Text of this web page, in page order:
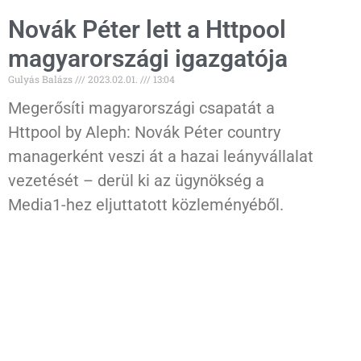
Novák Péter lett a Httpool
magyarországi igazgatója
Gulyás Balázs 2023.02.01. 13:04
Megerősíti magyarországi csapatát a
Httpool by Aleph: Novák Péter country
managerként veszi át a hazai leányvállalat
vezetését – derül ki az ügynökség a
Media1-hez eljuttatott közleményéből.